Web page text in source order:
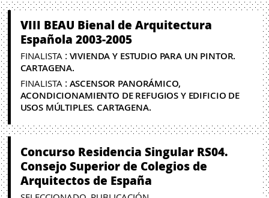
VIII BEAU Bienal de Arquitectura
Española 2003-2005
FINALISTA: VIVIENDA Y ESTUDIO PARA UN PINTOR.
CARTAGENA.
FINALISTA: ASCENSOR PANORÁMICO,
ACONDICIONAMIENTO DE REFUGIOS Y EDIFICIO DE
USOS MÚLTIPLES. CARTAGENA.
Concurso Residencia Singular RS04.
Consejo Superior de Colegios de
Arquitectos de España